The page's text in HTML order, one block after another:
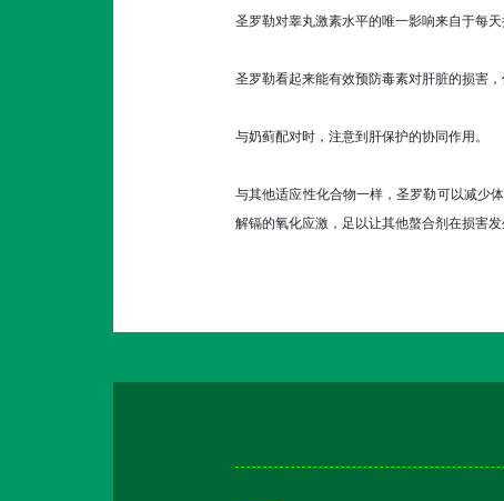
圣罗勒对睾丸激素水平的唯一影响来自于每
圣罗勒看起来能有效预防毒素对肝脏的损害
与奶蓟配对时，注意到肝保护的协同作用。
与其他适应性化合物一样，圣罗勒可以减少
解镉的氧化应激，足以让其他螯合剂在损害发